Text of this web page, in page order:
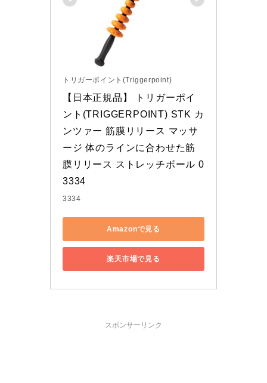
トリガーポイント(Triggerpoint)
【日本正規品】 トリガーポイ
ント(TRIGGERPOINT) STK カ
ンツァー 筋膜リリース マッサ
ージ 体のラインに合わせた筋
膜リリース ストレッチボール 0
3334
3334
Amazonで見る
楽天市場で見る
スポンサーリンク